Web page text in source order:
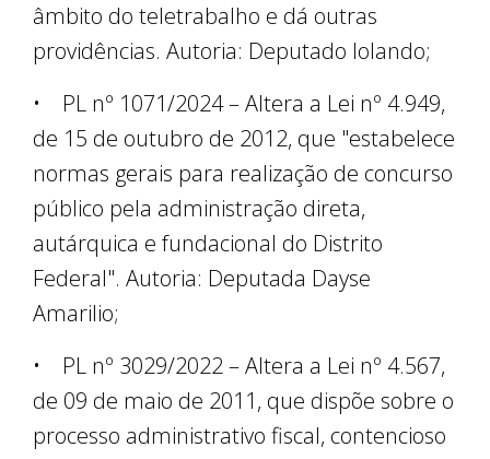
âmbito do teletrabalho e dá outras
providências. Autoria: Deputado Iolando;
• PL nº 1071/2024 – Altera a Lei nº 4.949,
de 15 de outubro de 2012, que "estabelece
normas gerais para realização de concurso
público pela administração direta,
autárquica e fundacional do Distrito
Federal". Autoria: Deputada Dayse
Amarilio;
• PL nº 3029/2022 – Altera a Lei nº 4.567,
de 09 de maio de 2011, que dispõe sobre o
processo administrativo fiscal, contencioso